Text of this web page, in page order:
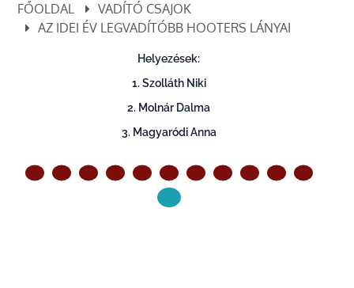
FŐOLDAL
VADÍTÓ CSAJOK
AZ IDEI ÉV LEGVADÍTÓBB HOOTERS LÁNYAI
Helyezések:
1. Szolláth Niki
2. Molnár Dalma
3. Magyaródi Anna